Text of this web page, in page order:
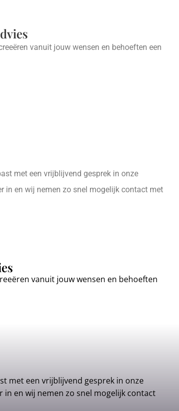
vanuit jouw wensen en behoeften een
met een vrijblijvend gesprek in onze
in en wij nemen zo snel mogelijk contact met
vanuit jouw wensen en behoeften
met een vrijblijvend gesprek in onze
en wij nemen zo snel mogelijk contact